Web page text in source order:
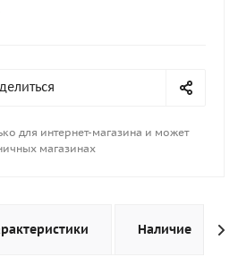
для интернет-магазина и может
магазинах
Наличие